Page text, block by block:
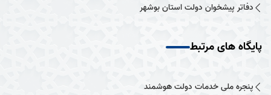
دفاتر پیشخوان دولت استان بوشهر
پایگاه های مرتبط
پنجره ملی خدمات دولت هوشمند